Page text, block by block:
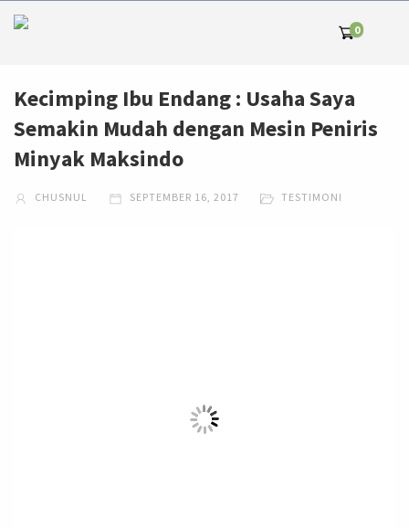
0
Kecimping Ibu Endang : Usaha Saya
Semakin Mudah dengan Mesin Peniris
Minyak Maksindo
CHUSNUL SEPTEMBER 16, 2017 TESTIMONI